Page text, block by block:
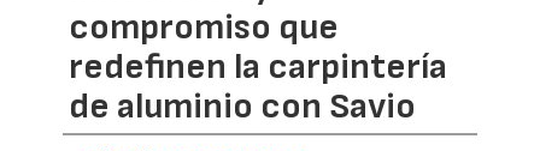
compromiso que
redefinen la carpintería
de aluminio con Savio